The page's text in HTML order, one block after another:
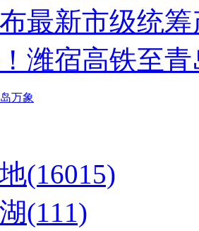
最新市级统
潍宿高铁至
万象
(16015)
(111)